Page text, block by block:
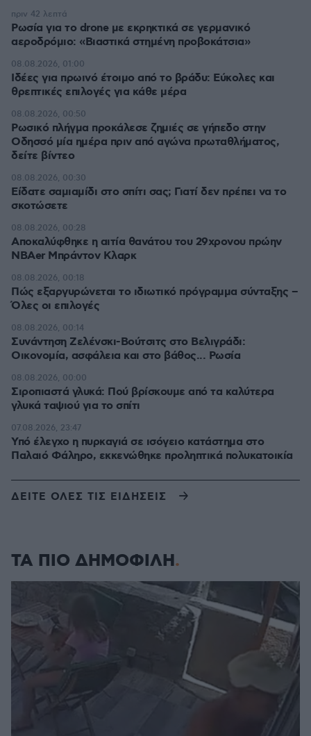
Ρωσία για το drone με εκρηκτικά σε γερμανικό
αεροδρόμιο: «Βιαστικά στημένη προβοκάτσια»
πριν 42 λεπτά
Ιδέες για πρωινό έτοιμο από το βράδυ: Εύκολες και
θρεπτικές επιλογές για κάθε μέρα
08.08.2026, 01:00
Ρωσικό πλήγμα προκάλεσε ζημιές σε γήπεδο στην
Οδησσό μία ημέρα πριν από αγώνα πρωταθλήματος,
δείτε βίντεο
08.08.2026, 00:50
Είδατε σαμιαμίδι στο σπίτι σας; Γιατί δεν πρέπει να το
σκοτώσετε
08.08.2026, 00:30
Αποκαλύφθηκε η αιτία θανάτου του 29χρονου πρώην
NBAer Μπράντον Κλαρκ
08.08.2026, 00:28
Πώς εξαργυρώνεται το ιδιωτικό πρόγραμμα σύνταξης –
Όλες οι επιλογές
08.08.2026, 00:18
Συνάντηση Ζελένσκι-Βούτσιτς στο Βελιγράδι:
Οικονομία, ασφάλεια και στο βάθος... Ρωσία
08.08.2026, 00:14
Σιροπιαστά γλυκά: Πού βρίσκουμε από τα καλύτερα
γλυκά ταψιού για το σπίτι
08.08.2026, 00:00
Υπό έλεγχο η πυρκαγιά σε ισόγειο κατάστημα στο
Παλαιό Φάληρο, εκκενώθηκε προληπτικά πολυκατοικία
07.08.2026, 23:47
ΔΕΙΤΕ ΟΛΕΣ ΤΙΣ ΕΙΔΗΣΕΙΣ
ΤΑ ΠΙΟ ΔΗΜΟΦΙΛΗ